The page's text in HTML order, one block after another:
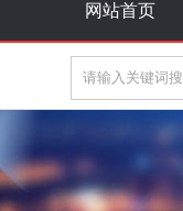
网站首页